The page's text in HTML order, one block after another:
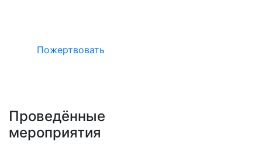
Пожертвовать
Проведённые
мероприятия